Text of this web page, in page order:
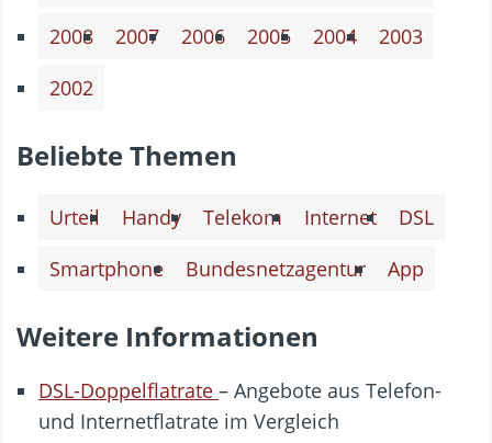
2008
2007 2006 2005 2004
2003
2002
Beliebte Themen
Urteil Handy Telekom Internet
DSL
Smartphone
Bundesnetzagentur App
Weitere Informationen
DSL-Doppelflatrate – Angebote aus Telefon-
und Internetflatrate im Vergleich